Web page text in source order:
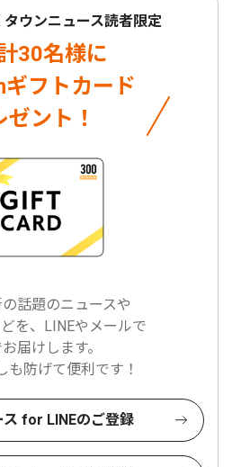
タウンニュース読者限定
30名様に
フトカード
ゼント！
話題のニュースや
を、LINEやメールで
届けします。
も防げて便利です！
ス for LINEのご登録